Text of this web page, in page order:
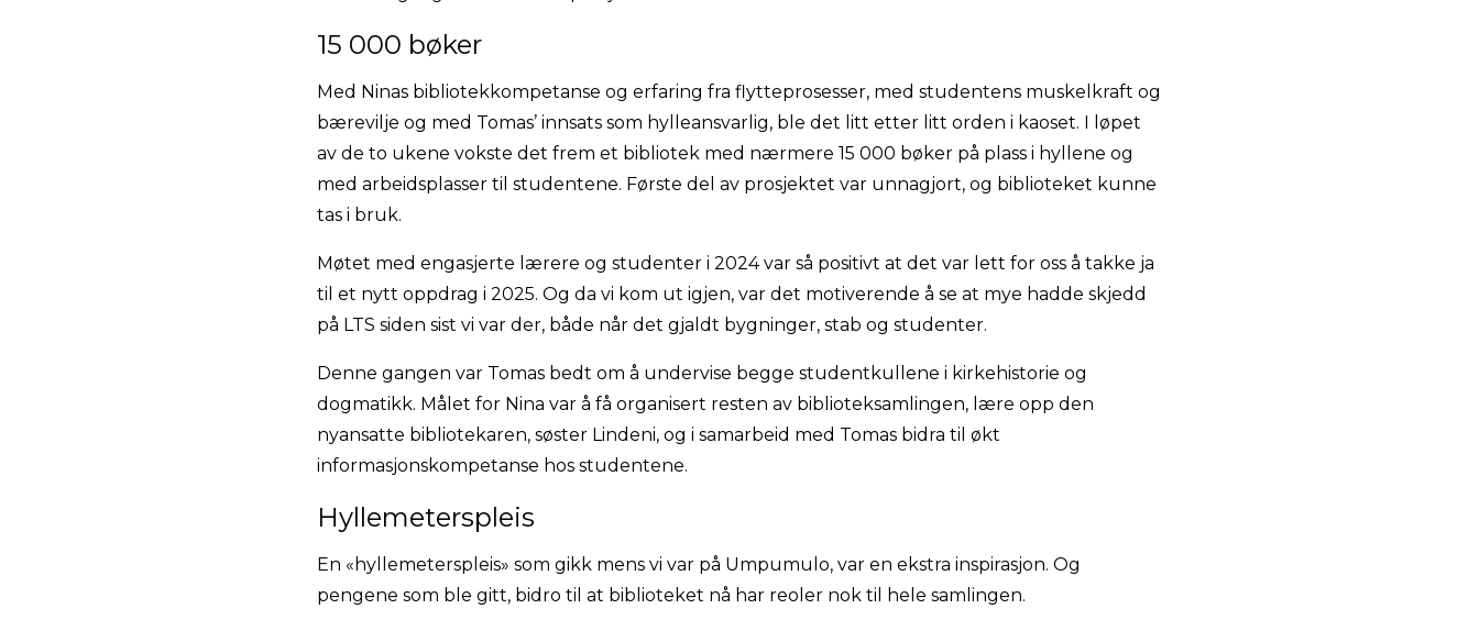
15 000 bøker
Med Ninas bibliotekkompetanse og erfaring fra flytteprosesser, med studentens muskelkraft og
bærevilje og med Tomas’ innsats som hylleansvarlig, ble det litt etter litt orden i kaoset. I løpet
av de to ukene vokste det frem et bibliotek med nærmere 15 000 bøker på plass i hyllene og
med arbeidsplasser til studentene. Første del av prosjektet var unnagjort, og biblioteket kunne
tas i bruk.
Møtet med engasjerte lærere og studenter i 2024 var så positivt at det var lett for oss å takke ja
til et nytt oppdrag i 2025. Og da vi kom ut igjen, var det motiverende å se at mye hadde skjedd
på LTS siden sist vi var der, både når det gjaldt bygninger, stab og studenter.
Denne gangen var Tomas bedt om å undervise begge studentkullene i kirkehistorie og
dogmatikk. Målet for Nina var å få organisert resten av biblioteksamlingen, lære opp den
nyansatte bibliotekaren, søster Lindeni, og i samarbeid med Tomas bidra til økt
informasjonskompetanse hos studentene.
Hyllemeterspleis
En «hyllemeterspleis» som gikk mens vi var på Umpumulo, var en ekstra inspirasjon. Og
pengene som ble gitt, bidro til at biblioteket nå har reoler nok til hele samlingen.